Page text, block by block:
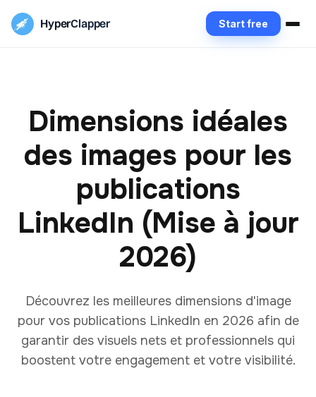
HyperClapper Start free
Dimensions idéales
des images pour les
publications
LinkedIn (Mise à jour
2026)
Découvrez les meilleures dimensions d'image
pour vos publications LinkedIn en 2026 afin de
garantir des visuels nets et professionnels qui
boostent votre engagement et votre visibilité.